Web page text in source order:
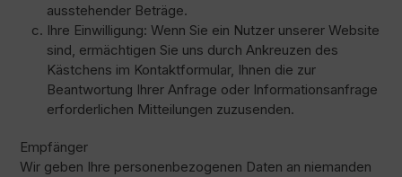
ausstehender Beträge.
Ihre Einwilligung: Wenn Sie ein Nutzer unserer Website
sind, ermächtigen Sie uns durch Ankreuzen des
Kästchens im Kontaktformular, Ihnen die zur
Beantwortung Ihrer Anfrage oder Informationsanfrage
erforderlichen Mitteilungen zuzusenden.
Empfänger
Wir geben Ihre personenbezogenen Daten an niemanden